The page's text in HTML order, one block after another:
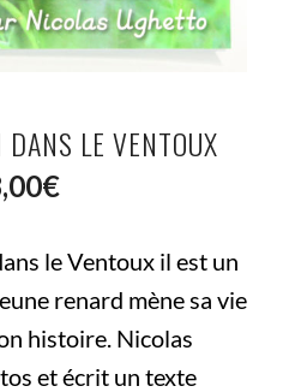
LE VENTOUX
€
le Ventoux il est un
renard mène sa vie
histoire. Nicolas
et écrit un texte